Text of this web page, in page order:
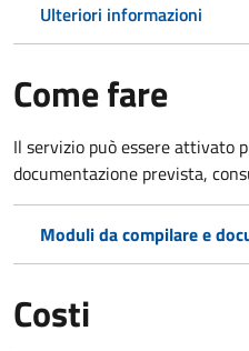
Ulteriori informazioni
Come fare
Il servizio può essere attivato
documentazione prevista,
Moduli da compilare e
Costi